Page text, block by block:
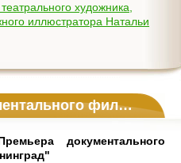
иллюстратора Натальи
"Мы отстояли Ленинград"
документального